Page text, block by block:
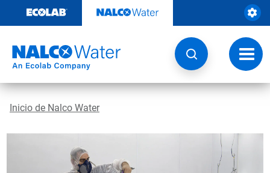
contenido
de
Inicio de Nalco Water